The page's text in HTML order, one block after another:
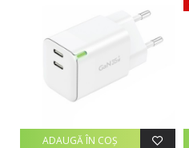
ADAUGĂ ÎN COŞ